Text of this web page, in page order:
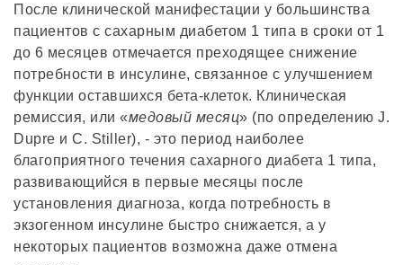
После клинической манифестации у большинства
пациентов с сахарным диабетом 1 типа в сроки от 1
до 6 месяцев отмечается преходящее снижение
потребности в инсулине, связанное с улучшением
функции оставшихся бета-клеток. Клиническая
ремиссия, или «медовый месяц» (по определению J.
Dupre и C. Stiller), - это период наиболее
благоприятного течения сахарного диабета 1 типа,
развивающийся в первые месяцы после
установления диагноза, когда потребность в
экзогенном инсулине быстро снижается, а у
некоторых пациентов возможна даже отмена